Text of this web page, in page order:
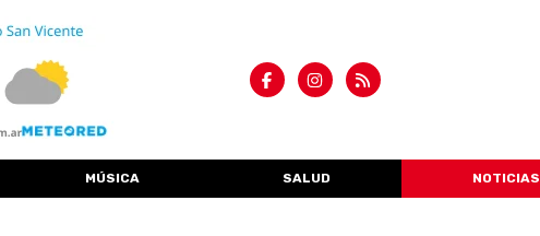
MÚSICA SALUD NOTICIAS